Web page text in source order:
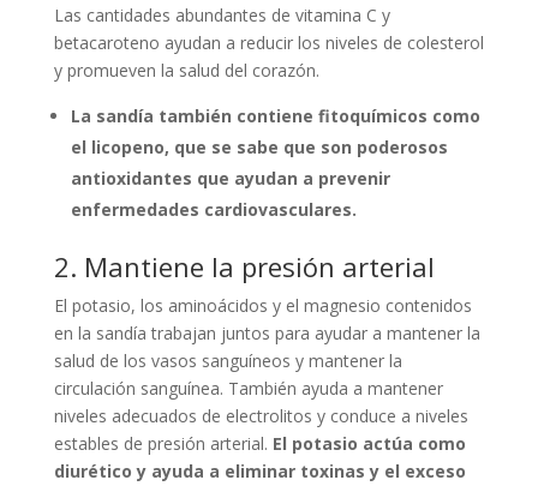
Las cantidades abundantes de vitamina C y
betacaroteno ayudan a reducir los niveles de colesterol
y promueven la salud del corazón.
La sandía también contiene fitoquímicos como
el licopeno, que se sabe que son poderosos
antioxidantes que ayudan a prevenir
enfermedades cardiovasculares.
2. Mantiene la presión arterial
El potasio, los aminoácidos y el magnesio contenidos
en la sandía trabajan juntos para ayudar a mantener la
salud de los vasos sanguíneos y mantener la
circulación sanguínea. También ayuda a mantener
niveles adecuados de electrolitos y conduce a niveles
estables de presión arterial. El potasio actúa como
diurético y ayuda a eliminar toxinas y el exceso